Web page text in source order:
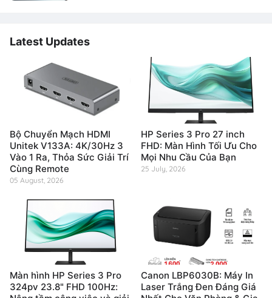
Latest Updates
Bộ Chuyển Mạch HDMI
Unitek V133A: 4K/30Hz 3
Vào 1 Ra, Thỏa Sức Giải Trí
Cùng Remote
05 August, 2026
HP Series 3 Pro 27 inch
FHD: Màn Hình Tối Ưu Cho
Mọi Nhu Cầu Của Bạn
25 July, 2026
Màn hình HP Series 3 Pro
324pv 23.8" FHD 100Hz:
Canon LBP6030B: Máy In
Laser Trắng Đen Đáng Giá